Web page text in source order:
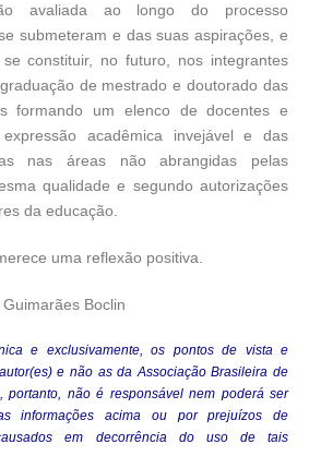
avaliada ao longo do processo
submeteram e das suas aspirações, e
constituir, no futuro, nos integrantes
de mestrado e doutorado das
formando um elenco de docentes e
acadêmica invejável e das
nas áreas não abrangidas pelas
qualidade e segundo autorizações
da educação.
uma reflexão positiva.
Boclin
e exclusivamente, os pontos de vista e
e não as da Associação Brasileira de
portanto, não é responsável nem poderá ser
informações acima ou por prejuízos de
em decorrência do uso de tais